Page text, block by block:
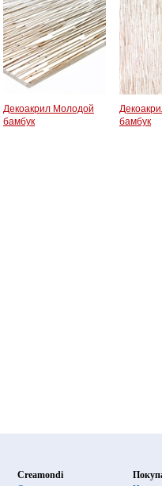
Декоакрил Молодой
бамбук
бамбук
Creamondi